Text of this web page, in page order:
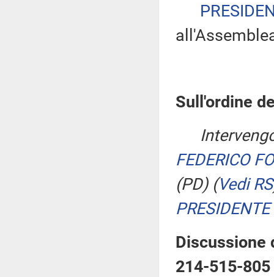
Sull'ordine
FEDERICO
(PD) (Vedi RS
PRESIDENTE
Discussione
214-515-